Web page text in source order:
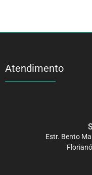
Atendimento
Estr. Bento